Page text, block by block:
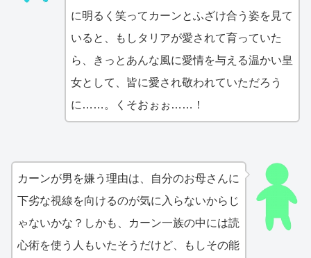
に明るく笑ってカーンとふざけ合う姿を見て
いると、もしタリアが愛されて育っていた
ら、きっとあんな風に愛情を与える温かい皇
女として、皆に愛され敬われていただろう
に……。くそおぉぉ……！
カーンが男を嫌う理由は、自分のお母さんに
下劣な視線を向けるのが気に入らないからじ
ゃないかな？しかも、カーン一族の中には読
心術を使う人もいたそうだけど、もしその能